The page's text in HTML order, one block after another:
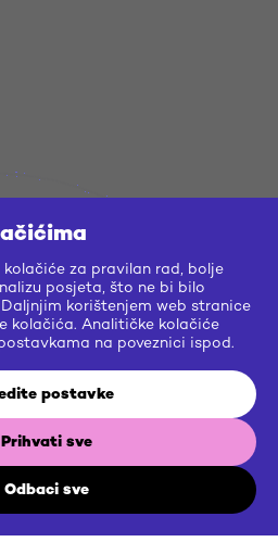
za pravilan rad, bolje
posjeta, što ne bi bilo
korištenjem web stranice
kolačića. Analitičke kolačiće
na poveznici ispod.
postavke
Prihvati sve
Odbaci sve